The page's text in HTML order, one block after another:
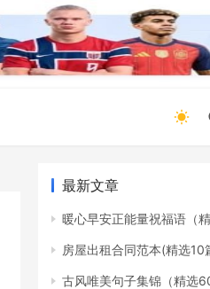
最新文章
暖心早安正能量祝福语（
房屋出租合同范本(精选10
古风唯美句子集锦（精选